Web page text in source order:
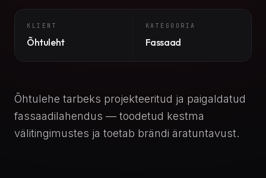
KLIENT
Õhtuleht
KATEGOORIA
Fassaad
Õhtulehe tarbeks projekteeritud ja paigaldatud
fassaadilahendus — toodetud kestma
välitingimustes ja toetab brändi äratuntavust.